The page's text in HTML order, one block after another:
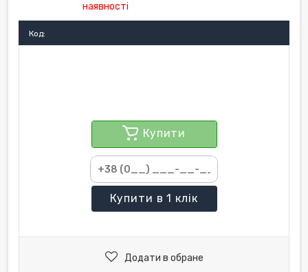
наявності
Код:
Купити
Купити в 1 клік
Додати в обране